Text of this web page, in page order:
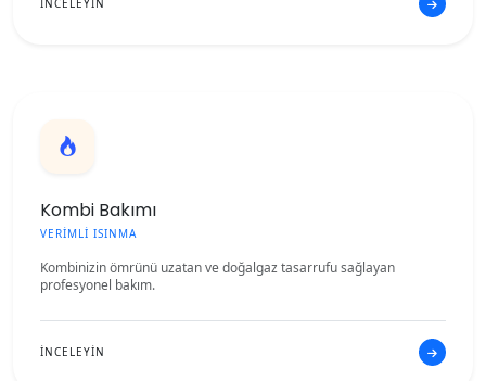
İNCELEYİN
Kombi Bakımı
VERİMLİ ISINMA
Kombinizin ömrünü uzatan ve doğalgaz tasarrufu sağlayan
profesyonel bakım.
İNCELEYİN